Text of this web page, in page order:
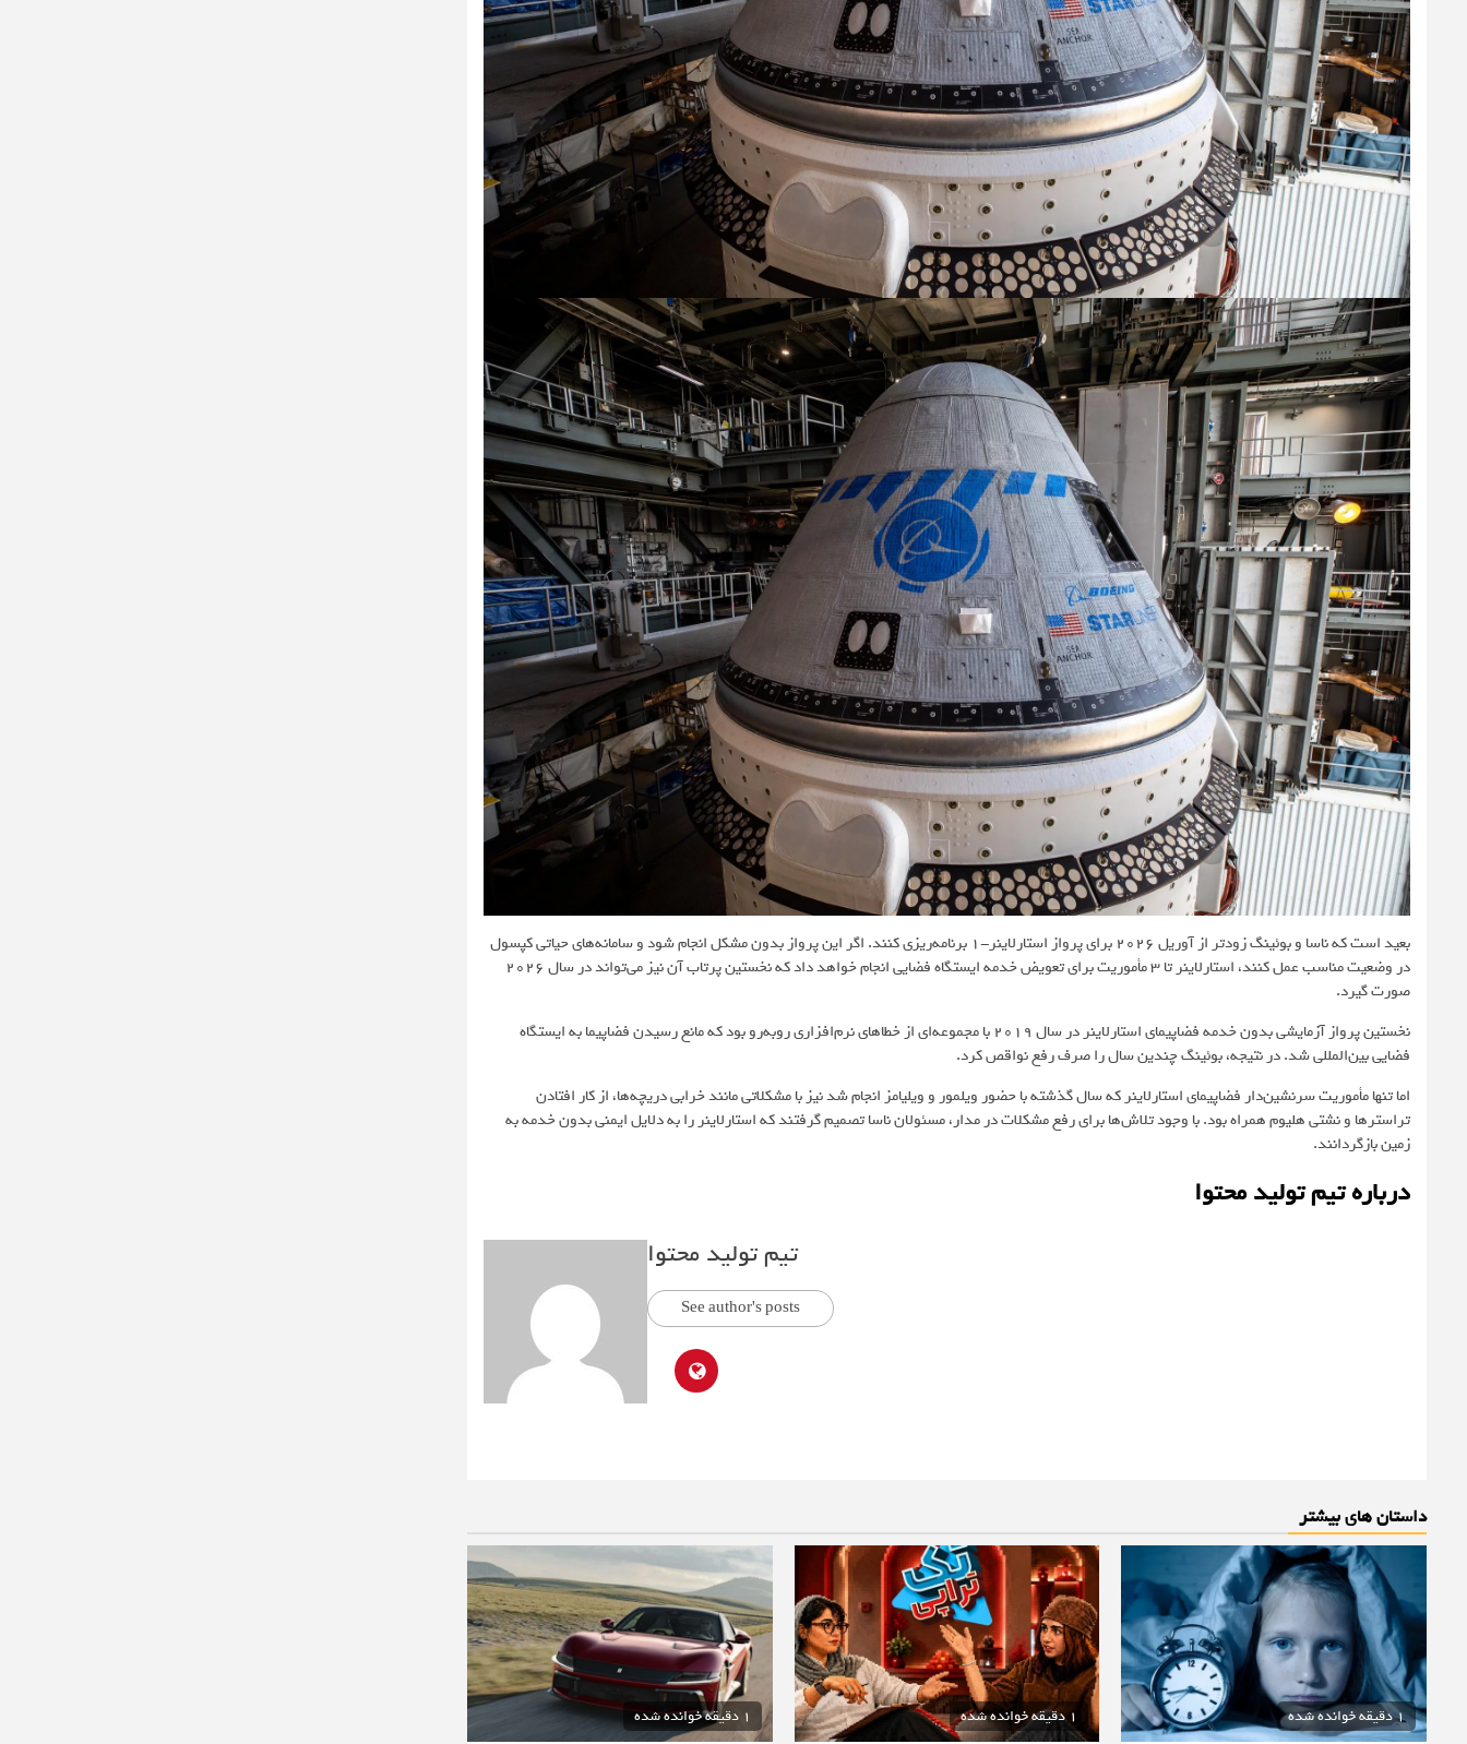
بعید است که ناسا و بوئینگ زودتر از آوریل ۲۰۲۶ برای پرواز استارلاینر-۱ برنامه‌ریزی کنند. اگر این پرواز بدون مشکل انجام شود و سامانه‌های حیاتی کپسول
در وضعیت مناسب عمل کنند، استارلاینر تا ۳ مأموریت برای تعویض خدمه ایستگاه فضایی انجام خواهد داد که نخستین پرتاب آن نیز می‌تواند در سال ۲۰۲۶
صورت گیرد.
نخستین پرواز آزمایشی بدون خدمه فضاپیمای استارلاینر در سال ۲۰۱۹ با مجموعه‌ای از خطاهای نرم‌افزاری روبه‌رو بود که مانع رسیدن فضاپیما به ایستگاه
فضایی بین‌المللی شد. در نتیجه، بوئینگ چندین سال را صرف رفع نواقص کرد.
اما تنها مأموریت سرنشین‌دار فضاپیمای استارلاینر که سال گذشته با حضور ویلمور و ویلیامز انجام شد نیز با مشکلاتی مانند خرابی دریچه‌ها، از کار افتادن
تراسترها و نشتی هلیوم همراه بود. با وجود تلاش‌ها برای رفع مشکلات در مدار، مسئولان ناسا تصمیم گرفتند که استارلاینر را به دلایل ایمنی بدون خدمه به
زمین بازگردانند.
درباره تیم تولید محتوا
تیم تولید محتوا
See author's posts
داستان های بیشتر
1 دقیقه خوانده شده 1 دقیقه خوانده شده 1 دقیقه خوانده شده